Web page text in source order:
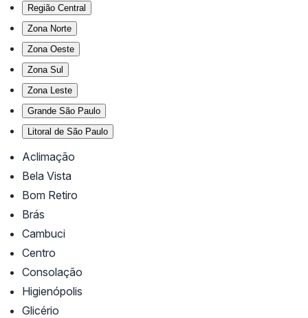
Região Central
Zona Norte
Zona Oeste
Zona Sul
Zona Leste
Grande São Paulo
Litoral de São Paulo
Aclimação
Bela Vista
Bom Retiro
Brás
Cambuci
Centro
Consolação
Higienópolis
Glicério